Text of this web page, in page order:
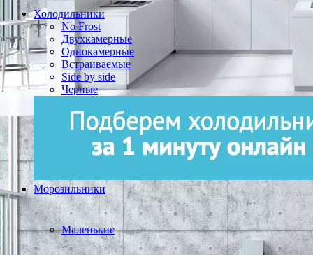
Холодильники
No Frost
Двухкамерные
Однокамерные
Встраиваемые
Side by side
Черные
Морозильники
Маленькие